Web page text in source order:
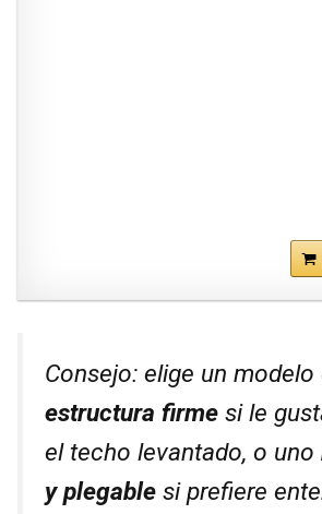
Consejo: elige un modelo
estructura firme si le
el techo levantado, o uno
y plegable si prefiere